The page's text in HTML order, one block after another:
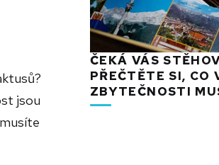
jsou
ČEKÁ VÁS
PŘEČTĚTE SI, CO
ZBYTEČNOSTI